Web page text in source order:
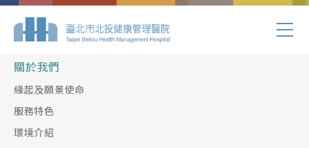
Index.php
關於我們
緣起及願景使命
服務特色
環境介紹